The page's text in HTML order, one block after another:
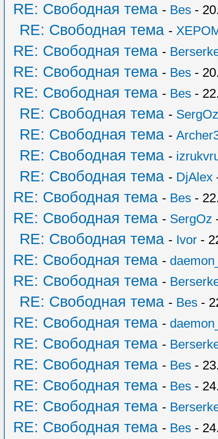
RE: Свободная тема - Bes -
RE: Свободная тема -
RE: Свободная тема -
RE: Свободная тема - Bes -
RE: Свободная тема - Bes -
RE: Свободная тема - SergOz
RE: Свободная тема -
RE: Свободная тема -
RE: Свободная тема - DjAlex
RE: Свободная тема - Bes -
RE: Свободная тема - SergOz
RE: Свободная тема - Ivor -
RE: Свободная тема -
RE: Свободная тема -
RE: Свободная тема - Bes -
RE: Свободная тема -
RE: Свободная тема -
RE: Свободная тема - Bes -
RE: Свободная тема - Bes -
RE: Свободная тема -
RE: Свободная тема - Bes -